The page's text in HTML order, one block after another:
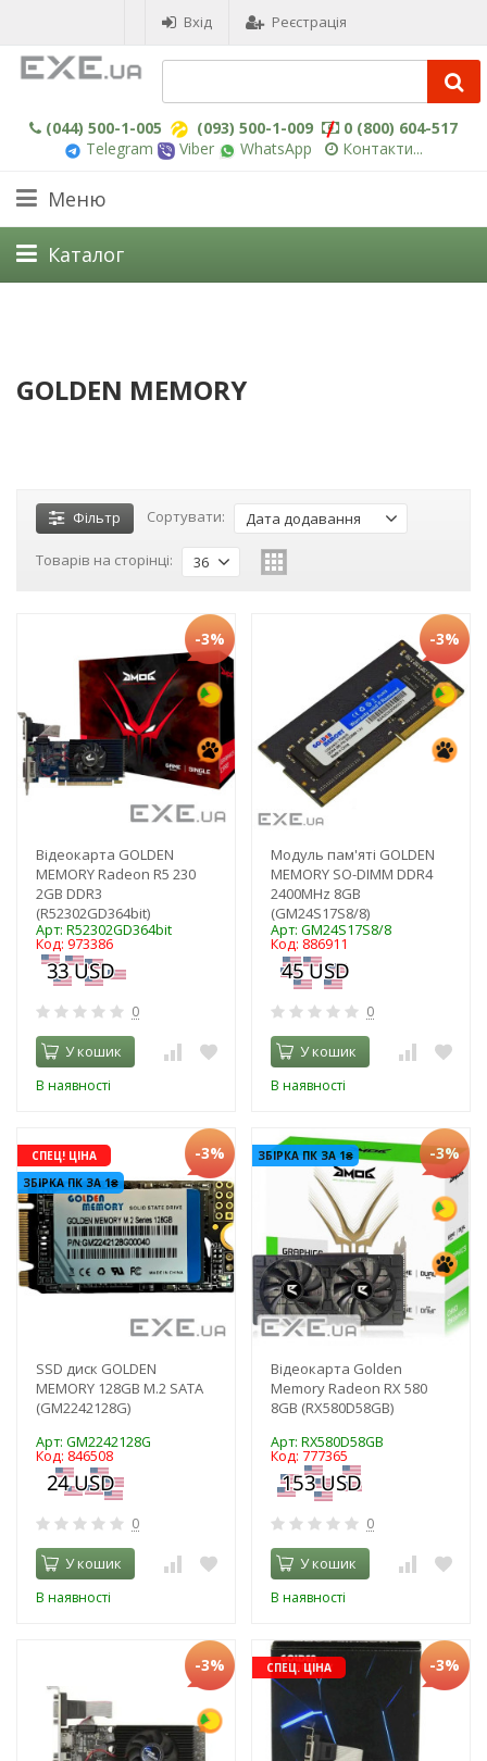
Вхід Реєстрація
(044) 500-1-005 (093) 500-1-009
0 (800) 604-517
Telegram
Viber WhatsApp Контакти...
Меню
Каталог
GOLDEN MEMORY
Фільтр Сортувати: Дата додавання
Товарів на сторінці: 36
-3%
Відеокарта GOLDEN
MEMORY Radeon R5 230
2GB DDR3
(R52302GD364bit)
Арт: R52302GD364bit
Код: 973386
0
У кошик
В наявності
-3%
Модуль пам'яті GOLDEN
MEMORY SO-DIMM DDR4
2400MHz 8GB
(GM24S17S8/8)
Арт: GM24S17S8/8
Код: 886911
0
У кошик
В наявності
СПЕЦ! ЦІНА
ЗБІРКА ПК ЗА 1₴
-3%
SSD диск GOLDEN
MEMORY 128GB M.2 SATA
(GM2242128G)
Арт: GM2242128G
Код: 846508
0
У кошик
В наявності
ЗБІРКА ПК ЗА 1₴ -3%
Відеокарта Golden
Memory Radeon RX 580
8GB (RX580D58GB)
Арт: RX580D58GB
Код: 777365
0
У кошик
В наявності
-3% СПЕЦ. ЦІНА -3%